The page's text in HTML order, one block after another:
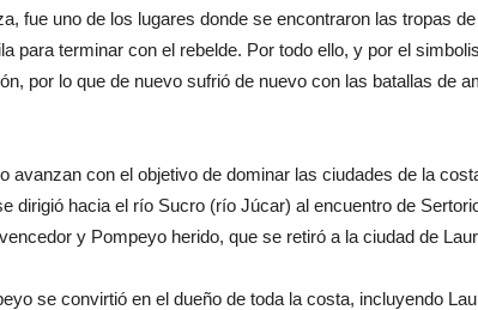
fue uno de los lugares donde se encontraron las tropas
para terminar con el rebelde. Por todo ello, y por el
por lo que de nuevo sufrió de nuevo con las batallas de
avanzan con el objetivo de dominar las ciudades de la
dirigió hacia el río Sucro (río Júcar) al encuentro de
y Pompeyo herido, que se retiró a la ciudad de
se convirtió en el dueño de toda la costa, incluyendo